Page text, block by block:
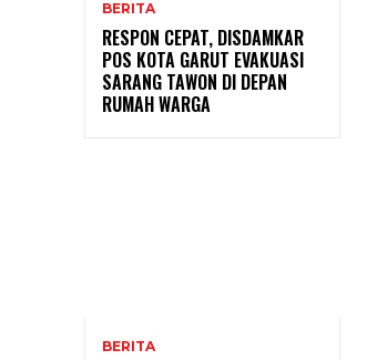
BERITA
RESPON CEPAT, DISDAMKAR
POS KOTA GARUT EVAKUASI
SARANG TAWON DI DEPAN
RUMAH WARGA
BERITA